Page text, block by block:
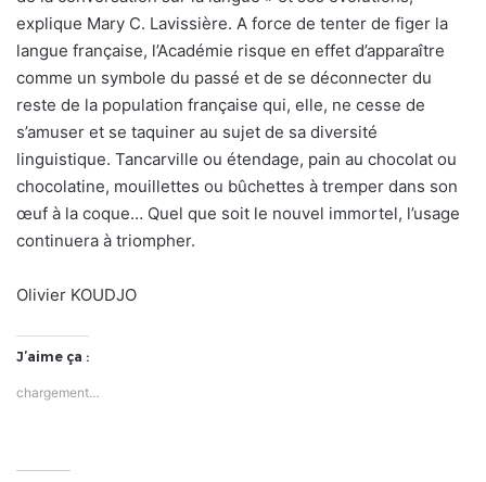
explique Mary C. Lavissière. A force de tenter de figer la
langue française, l’Académie risque en effet d’apparaître
comme un symbole du passé et de se déconnecter du
reste de la population française qui, elle, ne cesse de
s’amuser et se taquiner au sujet de sa diversité
linguistique. Tancarville ou étendage, pain au chocolat ou
chocolatine, mouillettes ou bûchettes à tremper dans son
œuf à la coque… Quel que soit le nouvel immortel, l’usage
continuera à triompher.
Olivier KOUDJO
J’aime ça :
chargement…